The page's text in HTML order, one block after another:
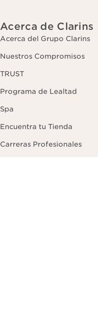
Acerca de Clarins
Acerca del Grupo Clarins
Nuestros Compromisos
TRUST
Programa de Lealtad
Spa
Encuentra tu Tienda
Carreras Profesionales